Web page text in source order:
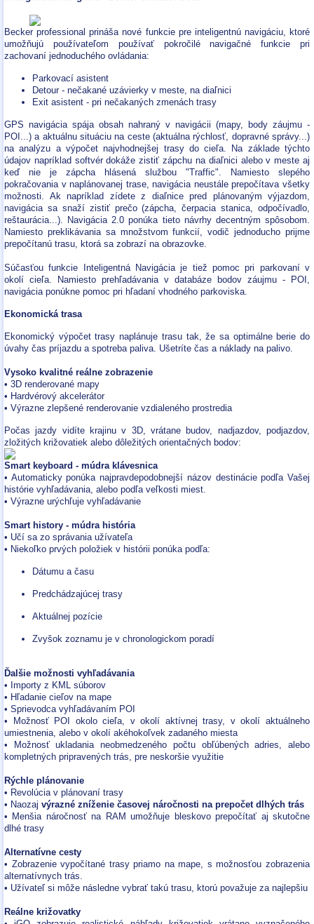
Becker professional prináša nové funkcie pre inteligentnú navigáciu, ktoré
umožňujú používateľom používať pokročilé navigačné funkcie pri
zachovaní jednoduchého ovládania:
Parkovací asistent
Detour - nečakané uzávierky v meste, na diaľnici
Exit asistent - pri nečakaných zmenách trasy
GPS navigácia spája obsah nahraný v navigácii (mapy, body záujmu -
POI...) a aktuálnu situáciu na ceste (aktuálna rýchlosť, dopravné správy...)
na analýzu a výpočet najvhodnejšej trasy do cieľa. Na základe týchto
údajov napríklad softvér dokáže zistiť zápchu na diaľnici alebo v meste aj
keď nie je zápcha hlásená službou "Traffic". Namiesto slepého
pokračovania v naplánovanej trase, navigácia neustále prepočítava všetky
možnosti. Ak napríklad zídete z diaľnice pred plánovaným výjazdom,
navigácia sa snaží zistiť prečo (zápcha, čerpacia stanica, odpočívadlo,
reštaurácia...). Navigácia 2.0 ponúka tieto návrhy decentným spôsobom.
Namiesto preklikávania sa množstvom funkcií, vodič jednoducho prijme
prepočítanú trasu, ktorá sa zobrazí na obrazovke.
Súčasťou funkcie Inteligentná Navigácia je tiež pomoc pri parkovaní v
okolí cieľa. Namiesto prehľadávania v databáze bodov záujmu - POI,
navigácia ponúkne pomoc pri hľadaní vhodného parkoviska.
Ekonomická trasa
Ekonomický výpočet trasy naplánuje trasu tak, že sa optimálne berie do
úvahy čas príjazdu a spotreba paliva. Ušetríte čas a náklady na palivo.
Vysoko kvalitné reálne zobrazenie
• 3D renderované mapy
• Hardvérový akcelerátor
• Výrazne zlepšené renderovanie vzdialeného prostredia
Počas jazdy vidíte krajinu v 3D, vrátane budov, nadjazdov, podjazdov,
zložitých križovatiek alebo dôležitých orientačných bodov:
Smart keyboard - múdra klávesnica
• Automaticky ponúka najpravdepodobnejší názov destinácie podľa Vašej
histórie vyhľadávania, alebo podľa veľkosti miest.
• Výrazne urýchľuje vyhľadávanie
Smart history - múdra história
• Učí sa zo správania užívateľa
• Niekoľko prvých položiek v histórii ponúka podľa:
Dátumu a času
Predchádzajúcej trasy
Aktuálnej pozície
Zvyšok zoznamu je v chronologickom poradí
Ďalšie možnosti vyhľadávania
• Importy z KML súborov
• Hľadanie cieľov na mape
• Sprievodca vyhľadávaním POI
• Možnosť POI okolo cieľa, v okolí aktívnej trasy, v okolí aktuálneho
umiestnenia, alebo v okolí akéhokoľvek zadaného miesta
• Možnosť ukladania neobmedzeného počtu obľúbených adries, alebo
kompletných pripravených trás, pre neskoršie využitie
Rýchle plánovanie
• Revolúcia v plánovaní trasy
• Naozaj výrazné zníženie časovej náročnosti na prepočet dlhých trás
• Menšia náročnosť na RAM umožňuje bleskovo prepočítať aj skutočne
dlhé trasy
Alternatívne cesty
• Zobrazenie vypočítané trasy priamo na mape, s možnosťou zobrazenia
alternatívnych trás.
• Užívateľ si môže následne vybrať takú trasu, ktorú považuje za najlepšiu
Reálne križovatky